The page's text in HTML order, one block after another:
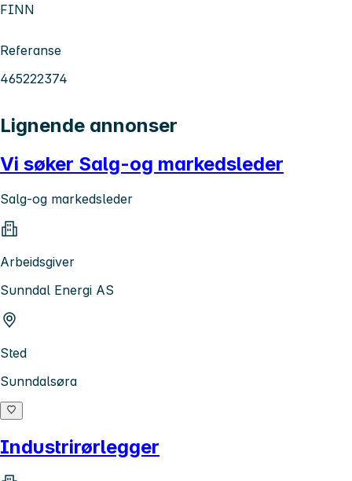
FINN
Referanse
465222374
Lignende annonser
Vi søker Salg-og markedsleder
Salg-og markedsleder
Arbeidsgiver
Sunndal Energi AS
Sted
Sunndalsøra
Industrirørlegger